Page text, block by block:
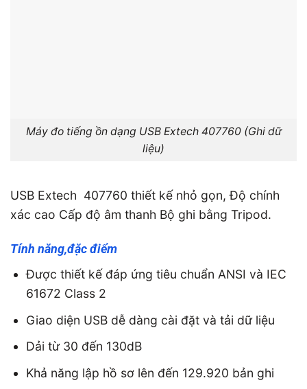
Máy đo tiếng ồn dạng USB Extech 407760 (Ghi dữ
liệu)
USB Extech 407760 thiết kế nhỏ gọn, Độ chính
xác cao Cấp độ âm thanh Bộ ghi bằng Tripod.
Tính năng,đặc điểm
Được thiết kế đáp ứng tiêu chuẩn ANSI và IEC
61672 Class 2
Giao diện USB dễ dàng cài đặt và tải dữ liệu
Dải từ 30 đến 130dB
Khả năng lập hồ sơ lên ​​đến 129.920 bản ghi